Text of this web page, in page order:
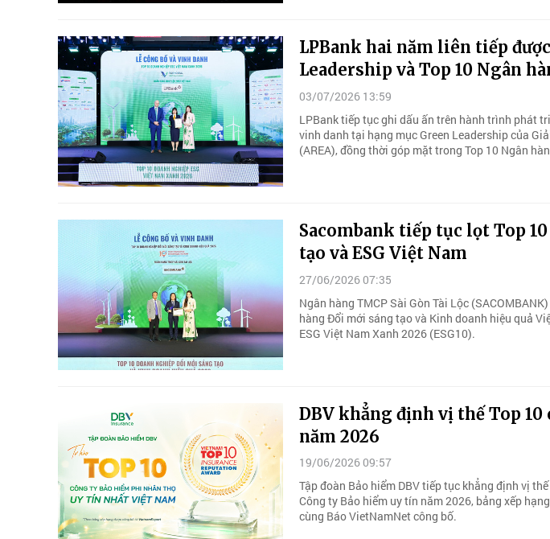
LPBank hai năm liên tiếp
Leadership và Top 10 Ngân
03/07/2026 13:59
LPBank tiếp tục ghi dấu ấn trên hành trình phát
vinh danh tại hạng mục Green Leadership của
(AREA), đồng thời góp mặt trong Top 10 Ngân
Sacombank tiếp tục lọt Top
tạo và ESG Việt Nam
27/06/2026 07:35
Ngân hàng TMCP Sài Gòn Tài Lộc
hàng Đổi mới sáng tạo và Kinh doanh hiệu quả
ESG Việt Nam Xanh 2026 (ESG10).
DBV khẳng định vị thế Top
năm 2026
19/06/2026 09:57
Tập đoàn Bảo hiểm DBV tiếp tục khẳng định vị
Công ty Bảo hiểm uy tín năm 2026, bảng xếp
cùng Báo VietNamNet công bố.